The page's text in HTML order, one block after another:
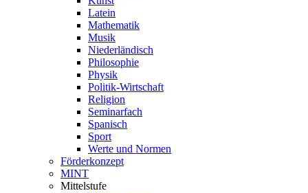
Latein
Mathematik
Musik
Niederländisch
Philosophie
Physik
Politik-Wirtschaft
Religion
Seminarfach
Spanisch
Sport
Werte und Normen
Förderkonzept
MINT
Mittelstufe